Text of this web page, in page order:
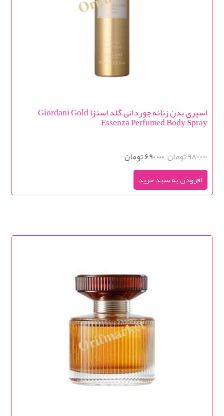
اسپری بدن زنانه جوردانی گلد اسنزا Giordani Gold
Essenza Perfumed Body Spray
980,000 تومان 690,000 تومان